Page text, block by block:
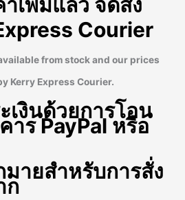
Courier
from stock and our prices
Kerry Express Courier.
เงินด้วยการโอน
าร PayPal หรือ
ายสำหรับการสั่ง
ก